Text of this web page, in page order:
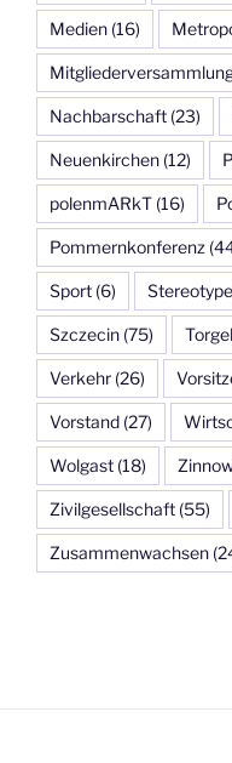
Medien(16)
Nachbarschaft(23)
Neuenkirchen(12)
polenmARkT(16)
Pommernkonferenz
Sport(6) Stereotype
Szczecin(75)
Verkehr(26)
Vorstand(27)
Wolgast(18)
Zivilgesellschaft(55)
Zusammenwachsen